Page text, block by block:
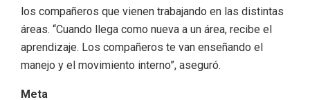
los compañeros que vienen trabajando en las distintas
áreas. “Cuando llega como nueva a un área, recibe el
aprendizaje. Los compañeros te van enseñando el
manejo y el movimiento interno”, aseguró.
Meta